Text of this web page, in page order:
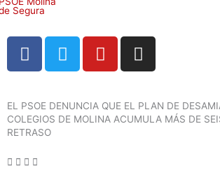
Ir
contenido
F
a
e
b
o
k
T
w
t
t
Y
o
t
u
I
n
t
a
EL PSOE DENUNCIA QUE EL PLAN DE
COLEGIOS DE MOLINA ACUMULA MÁS DE
RETRASO